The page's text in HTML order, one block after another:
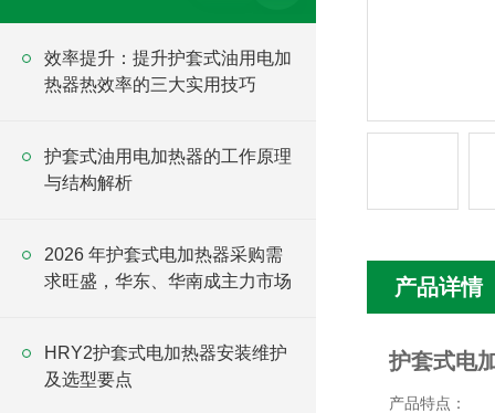
效率提升：提升护套式油用电加
热器热效率的三大实用技巧
护套式油用电加热器的工作原理
与结构解析
2026 年护套式电加热器采购需
求旺盛，华东、华南成主力市场
HRY2护套式电加热器安装维护
及选型要点
产品详情
护套式电
产品特点：